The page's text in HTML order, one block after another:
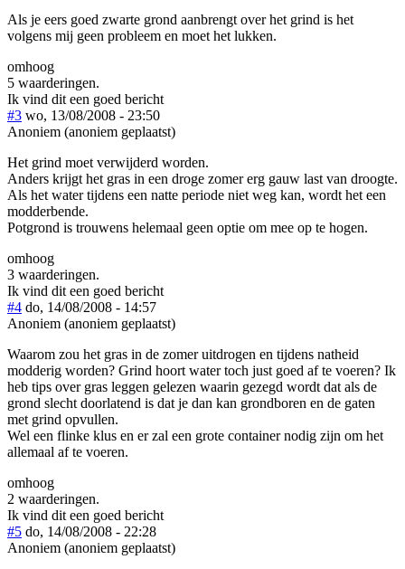
Als je eers goed zwarte grond aanbrengt over het grind is het
volgens mij geen probleem en moet het lukken.
omhoog
5 waarderingen.
Ik vind dit een goed bericht
#3 wo, 13/08/2008 - 23:50
Anoniem (anoniem geplaatst)
Het grind moet verwijderd worden.
Anders krijgt het gras in een droge zomer erg gauw last van droogte.
Als het water tijdens een natte periode niet weg kan, wordt het een
modderbende.
Potgrond is trouwens helemaal geen optie om mee op te hogen.
omhoog
3 waarderingen.
Ik vind dit een goed bericht
#4 do, 14/08/2008 - 14:57
Anoniem (anoniem geplaatst)
Waarom zou het gras in de zomer uitdrogen en tijdens natheid
modderig worden? Grind hoort water toch just goed af te voeren? Ik
heb tips over gras leggen gelezen waarin gezegd wordt dat als de
grond slecht doorlatend is dat je dan kan grondboren en de gaten
met grind opvullen.
Wel een flinke klus en er zal een grote container nodig zijn om het
allemaal af te voeren.
omhoog
2 waarderingen.
Ik vind dit een goed bericht
#5 do, 14/08/2008 - 22:28
Anoniem (anoniem geplaatst)